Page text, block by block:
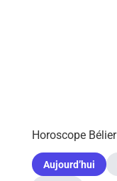
Horoscope
Aujourd’hui